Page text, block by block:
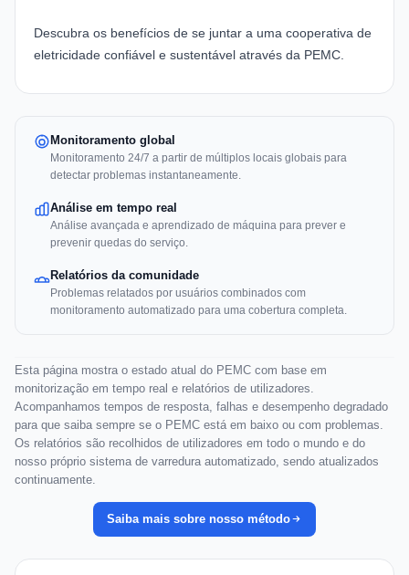
Descubra os benefícios de se juntar a uma cooperativa de
eletricidade confiável e sustentável através da PEMC
Monitoramento global
Monitoramento 24/7 a partir de múltiplos locais globais para
detectar problemas instantaneamente.
Análise em tempo real
Análise avançada e aprendizado de máquina para prever e
prevenir quedas do serviço.
Relatórios da comunidade
Problemas relatados por usuários combinados com
monitoramento automatizado para uma cobertura completa.
Esta página mostra o estado atual do PEMC com base em
monitorização em tempo real e relatórios de utilizadores.
Acompanhamos tempos de resposta, falhas e desempenho degradado
para que saiba sempre se o PEMC está em baixo ou com problemas.
Os relatórios são recolhidos de utilizadores em todo o mundo e do
nosso próprio sistema de varredura automatizado, sendo atualizados
continuamente.
Saiba mais sobre nosso método